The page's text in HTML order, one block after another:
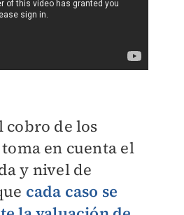
cobro de los
en cuenta el
y nivel de
cada caso se